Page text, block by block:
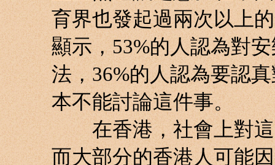
育界也發起過兩次以上
顯示，53%的人認為對
法，36%的人認為要認
本不能討論這件事。
在香港，社會上對這
而大部分的香港人可能